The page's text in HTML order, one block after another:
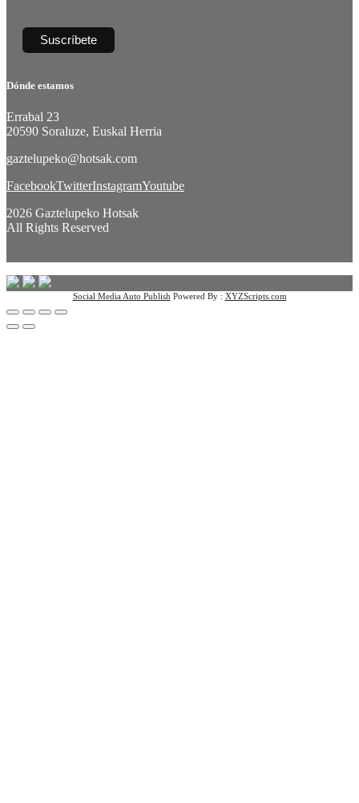
Dónde estamos
Errabal 23
20590 Soraluze, Euskal Herria
gaztelupeko@hotsak.com
FacebookTwitterInstagramYoutube
2026 Gaztelupeko Hotsak
All Rights Reserved
Social Media Auto Publish Powered By : XYZScripts.com